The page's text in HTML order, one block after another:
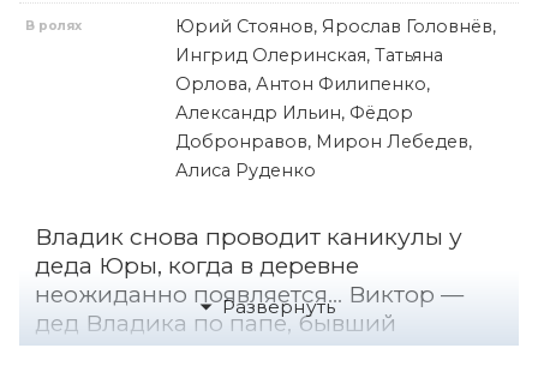
В ролях
Юрий Стоянов, Ярослав Головнёв,
Ингрид Олеринская, Татьяна
Орлова, Антон Филипенко,
Александр Ильин, Фёдор
Добронравов, Мирон Лебедев,
Алиса Руденко
Владик снова проводит каникулы у
деда Юры, когда в деревне
неожиданно появляется… Виктор —
дед Владика по папе, бывший
дипломат. Он быстро находит общий